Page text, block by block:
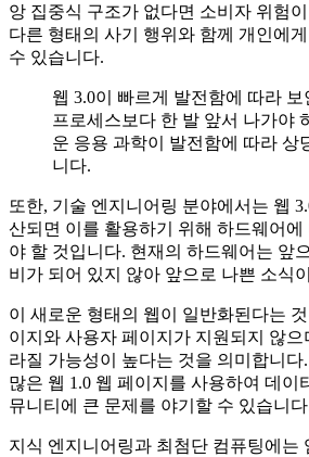
앙 집중식 구조가 없다면 소비자 위험
다른 형태의 사기 행위와 함께 개인에
수 있습니다.
웹 3.0이 빠르게 발전함에 따라
프로세스보다 한 발 앞서 나가야
운 응용 과학이 발전함에 따라 상
니다.
또한, 기술 엔지니어링 분야에서는 웹
산되면 이를 활용하기 위해 하드웨어에
야 할 것입니다. 현재의 하드웨어는 앞
비가 되어 있지 않아 앞으로 나쁜 소식
이 새로운 형태의 웹이 일반화된다는
이지와 사용자 페이지가 지원되지 않
라질 가능성이 높다는 것을 의미합니다
많은 웹 1.0 웹 페이지를 사용하여 데이
뮤니티에 큰 문제를 야기할 수 있습니
지식 엔지니어링과 최첨단 컴퓨팅에는